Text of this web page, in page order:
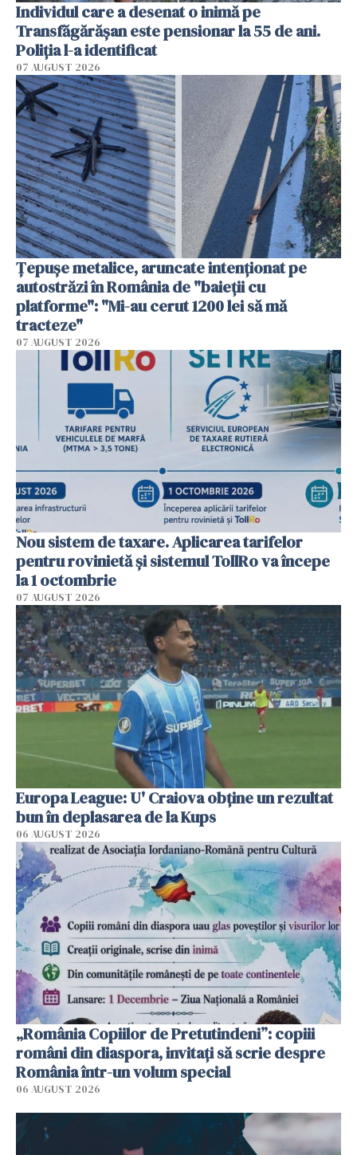
Individul care a desenat o inimă pe
Transfăgărășan este pensionar la 55 de ani.
Poliția l-a identificat
07 AUGUST 2026
Țepușe metalice, aruncate intenționat pe
autostrăzi în România de "baieții cu
platforme": "Mi-au cerut 1200 lei să mă
tracteze"
07 AUGUST 2026
Nou sistem de taxare. Aplicarea tarifelor
pentru rovinietă şi sistemul TollRo va începe
la 1 octombrie
07 AUGUST 2026
Europa League: U' Craiova obține un rezultat
bun în deplasarea de la Kups
06 AUGUST 2026
„România Copiilor de Pretutindeni”: copiii
români din diaspora, invitați să scrie despre
România într-un volum special
06 AUGUST 2026